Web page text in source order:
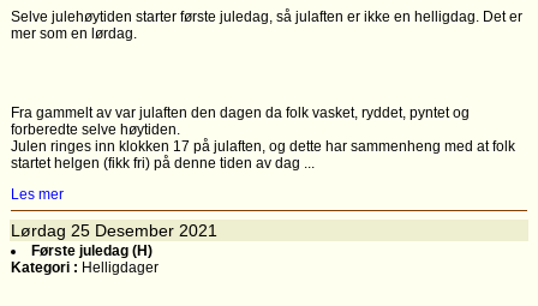
Selve julehøytiden starter første juledag, så julaften er ikke en helligdag. Det er
mer som en lørdag.
Fra gammelt av var julaften den dagen da folk vasket, ryddet, pyntet og
forberedte selve høytiden.
Julen ringes inn klokken 17 på julaften, og dette har sammenheng med at folk
startet helgen (fikk fri) på denne tiden av dag ...
Les mer
Lørdag 25 Desember 2021
Første juledag (H)
Kategori : Helligdager